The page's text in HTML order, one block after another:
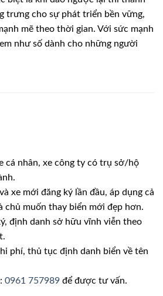
trưng cho sự phát triển bền vững,
mẽ theo thời gian. Với sức mạnh
như số dành cho những người
cá nhân, xe công ty có trụ sở/hộ
xe mới đăng ký lần đầu, áp dụng cả
chủ muốn thay biển mới đẹp hơn.
định danh sở hữu vĩnh viễn theo
phí, thủ tục định danh biển về tên
0961 757989 để được tư vấn.